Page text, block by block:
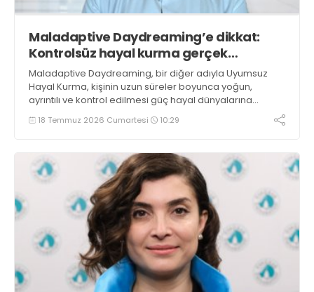
Maladaptive Daydreaming’e dikkat:
Kontrolsüz hayal kurma gerçek
yaşamdan uzaklaştırabilir
Maladaptive Daydreaming, bir diğer adıyla Uyumsuz
Hayal Kurma, kişinin uzun süreler boyunca yoğun,
ayrıntılı ve kontrol edilmesi güç hayal dünyalarına
dalması durumudur
18 Temmuz 2026 Cumartesi 10:29